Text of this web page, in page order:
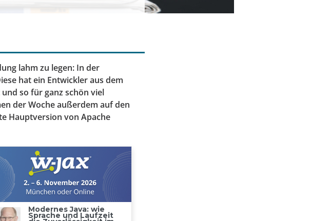
lahm zu legen: In der
hat ein Entwickler aus dem
so für ganz schön viel
der Woche außerdem auf den
Hauptversion von Apache